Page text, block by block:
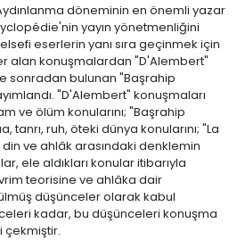
döneminin en önemli yazar
yayın yönetmenliğini
eserlerin yanı sıra geçinmek için
alan konuşmalardan "D'Alembert"
sonradan bulunan "Başrahip
"D'Alembert" konuşmaları
ve ölüm konularını; "Başrahip
tanrı, ruh, öteki dünya konularını; "La
ve ahlâk arasındaki denklemin
ele aldıkları konular itibarıyla
teorisine ve ahlâka dair
düşünceler olarak kabul
kadar, bu düşünceleri konuşma
çekmiştir.